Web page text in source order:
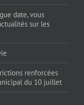
date, vous
sur les
renforcées
du 10 juillet